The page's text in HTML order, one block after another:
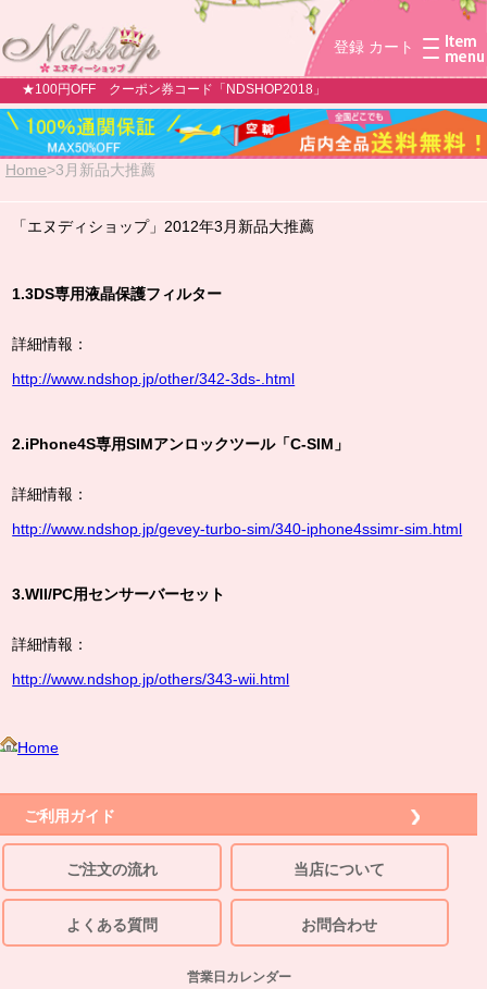
登録 カート
★100円OFF クーポン券コード「NDSHOP2018」
Home>3月新品大推薦
「エヌディショップ」2012年3月新品大推薦
1.3DS専用液晶保護フィルター
詳細情報：
http://www.ndshop.jp/other/342-3ds-.html
2.iPhone4S専用SIMアンロックツール「C-SIM」
詳細情報：
http://www.ndshop.jp/gevey-turbo-sim/340-iphone4ssimr-sim.html
3.WII/PC用センサーバーセット
詳細情報：
http://www.ndshop.jp/others/343-wii.html
Home
ご利用ガイド
ご注文の流れ 当店について
よくある質問 お問合わせ
営業日カレンダー